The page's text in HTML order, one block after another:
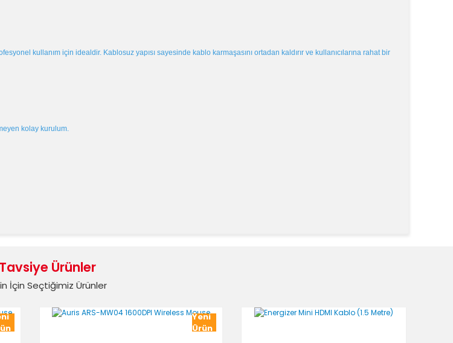
kullanım için idealdir. Kablosuz yapısı sayesinde kablo karmaşasını ortadan kaldırır ve kullanıcılarına rahat bir
kolay kurulum.
Yorum Yaz
Tavsiye Ürünler
İçin Seçtiğimiz Ürünler
Yeni
Ürün